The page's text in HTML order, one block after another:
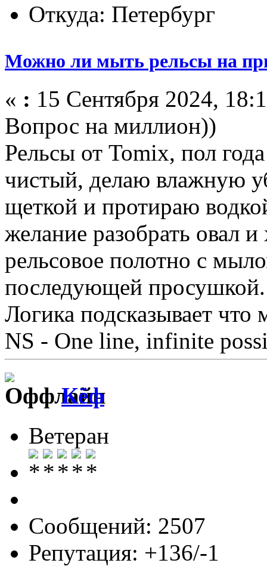
Откуда: Петербург
Можно ли мыть рельсы на
« : 15 Сентября 2024,
Вопрос на миллион))
Рельсы от Tomix, пол
чистый, делаю влажную
щеткой и протираю
желание разобрать овал
рельсовое полотно с
последующей просушкой.
Логика подсказывает
NS - One line, infinite
Кёф
Ветеран
Сообщений: 2507
Репутация: +136/-1